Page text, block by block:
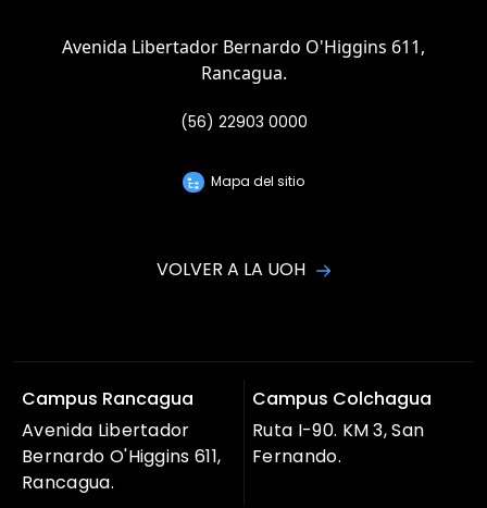
Avenida Libertador Bernardo O'Higgins 611,
Rancagua.
(56) 22903 0000
Mapa del sitio
VOLVER A LA UOH
Campus Rancagua
Avenida Libertador
Bernardo O'Higgins 611,
Rancagua.
Campus Colchagua
Ruta I-90. KM 3, San
Fernando.